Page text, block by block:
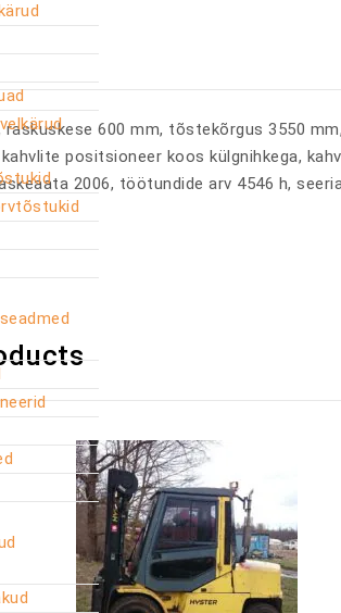
raskuskese 600 mm, tõstekõrgus 3550
positsioneer koos külgnihkega,
2006, töötundide arv 4546 h,